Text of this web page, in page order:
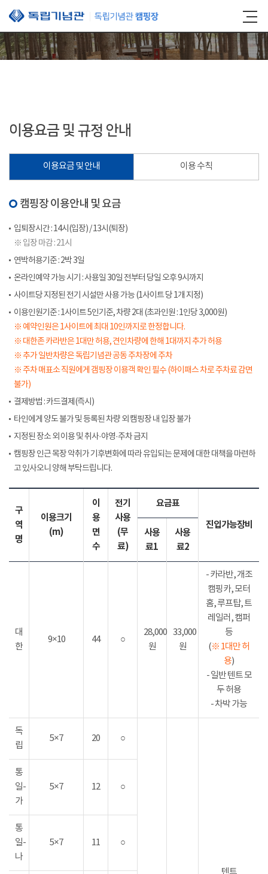
본문 바로가기
이용요금 및 규정 안내
이용요금 및 안내 이용 수칙
캠핑장 이용안내 및 요금
입퇴장시간 : 14시(입장) / 13시(퇴장)
※ 입장 마감 : 21시
연박허용기준 : 2박 3일
온라인예약 가능 시기 : 사용일 30일 전부터 당일 오후 9시까지
사이트당 지정된 전기 시설만 사용 가능 (1사이트 당 1개 지정)
이용인원기준 : 1사이트 5인기준, 차량 2대 (초과인원 : 1인당 3,000원)
※ 예약인원은 1사이트에 최대 10인까지로 한정합니다.
※ 대한존 카라반은 1대만 허용, 견인차량에 한해 1대까지 추가 허용
※ 추가 일반차량은 독립기념관 공동 주차장에 주차
※ 주차 매표소 직원에게 갬핑장 이용객 확인 필수 (하이패스 차로 주차료 감면
불가)
결제방법 : 카드결제(즉시)
타인에게 양도 불가 및 등록된 차량 외 캠핑장 내 입장 불가
지정된 장소 외 이용 및 취사·야영·주차 금지
캠핑장 인근 목장 악취가 기후변화에 따라 유입되는 문제에 대한 대책을 마련하
고 있사오니 양해 부탁드립니다.
구
역
명
이용크기
(m)
이
용
면
수
전기
사용
(무
료)
요금표
진입가능장비
사용
료1
사용
료2
대
한
9×10 44 ○
28,000
원
33,000
원
- 카라반, 개조
캠핑카, 모터
홈, 루프탑, 트
레일러, 캠퍼
등
(※ 1대만 허
용)
- 일반 텐트 모
두 허용
- 차박 가능
독
립
5×7 20 ○
텐트
통
일-
가
5×7 12 ○
통
일-
나
5×7 11 ○